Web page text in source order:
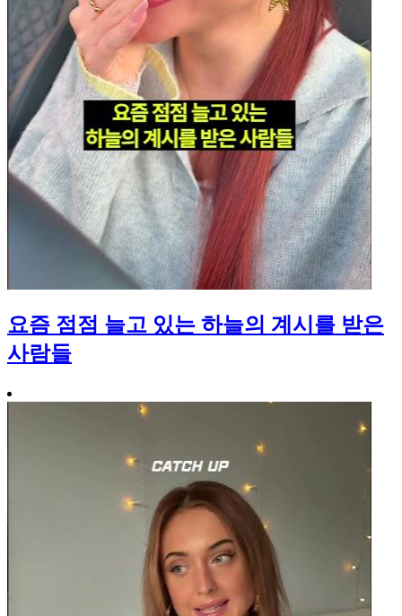
요즘 점점 늘고 있는 하늘의 계시를 받은
사람들